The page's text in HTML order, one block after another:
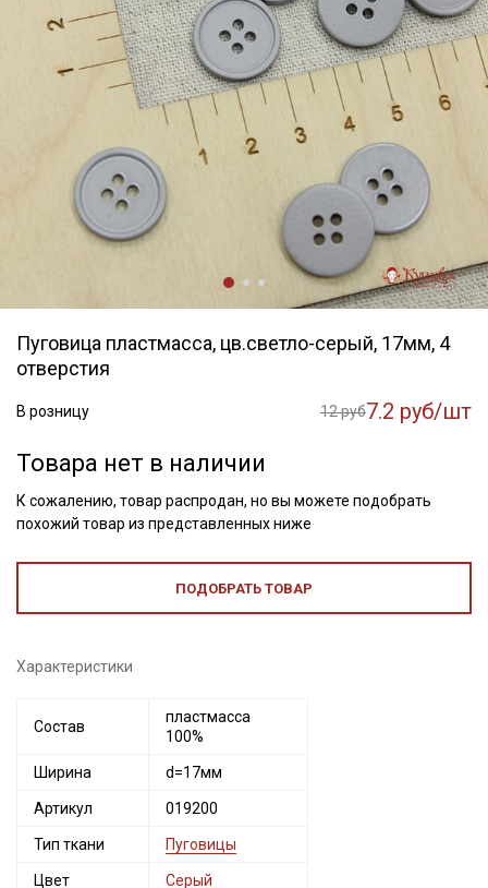
Пуговица пластмасса, цв.светло-серый, 17мм, 4
отверстия
В розницу 12 руб7.2 руб/шт
Товара нет в наличии
К сожалению, товар распродан, но вы можете подобрать
похожий товар из представленных ниже
ПОДОБРАТЬ ТОВАР
Характеристики
Состав
пластмасса
100%
Ширина d=17мм
Артикул 019200
Тип ткани Пуговицы
Цвет Серый
Мы публикуем здесь дополнительные
промокоды и скидки до 30% на узкие
Электронная почта